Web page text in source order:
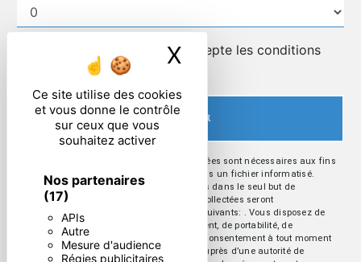
Ce site utilise des cookies
et vous donne le contrôle
sur ceux que vous
souhaitez activer
Nos partenaires
(17)
APIs
Autre
Mesure d'audience
Régies publicitaires
X Masquer le
En cochant cette case, j'accepte les conditions
particulières ci-dessous **
ENVOYER
** Les données personnelles communiquées sont nécessaires aux fins
de vous contacter et sont enregistrées dans un fichier informatisé.
Elles sont destinées à et ses sous-traitants dans le seul but de
répondre à votre message. Les données collectées seront
communiquées aux seuls destinataires suivants: . Vous disposez de
droits d’accès, de rectification, d’effacement, de portabilité, de
limitation, d’opposition, de retrait de votre consentement à tout moment
et du droit d’introduire une réclamation auprès d’une autorité de